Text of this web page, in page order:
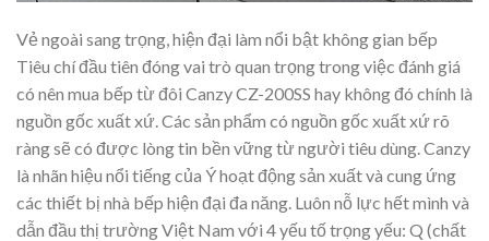
Vẻ ngoài sang trọng, hiện đại làm nổi bật không gian bếp
Tiêu chí đầu tiên đóng vai trò quan trọng trong việc đánh giá
có nên mua bếp từ đôi Canzy CZ-200SS hay không đó chính là
nguồn gốc xuất xứ. Các sản phẩm có nguồn gốc xuất xứ rõ
ràng sẽ có được lòng tin bền vững từ người tiêu dùng. Canzy
là nhãn hiệu nổi tiếng của Ý hoạt động sản xuất và cung ứng
các thiết bị nhà bếp hiện đại đa năng. Luôn nỗ lực hết mình và
dẫn đầu thị trường Việt Nam với 4 yếu tố trọng yếu: Q (chất